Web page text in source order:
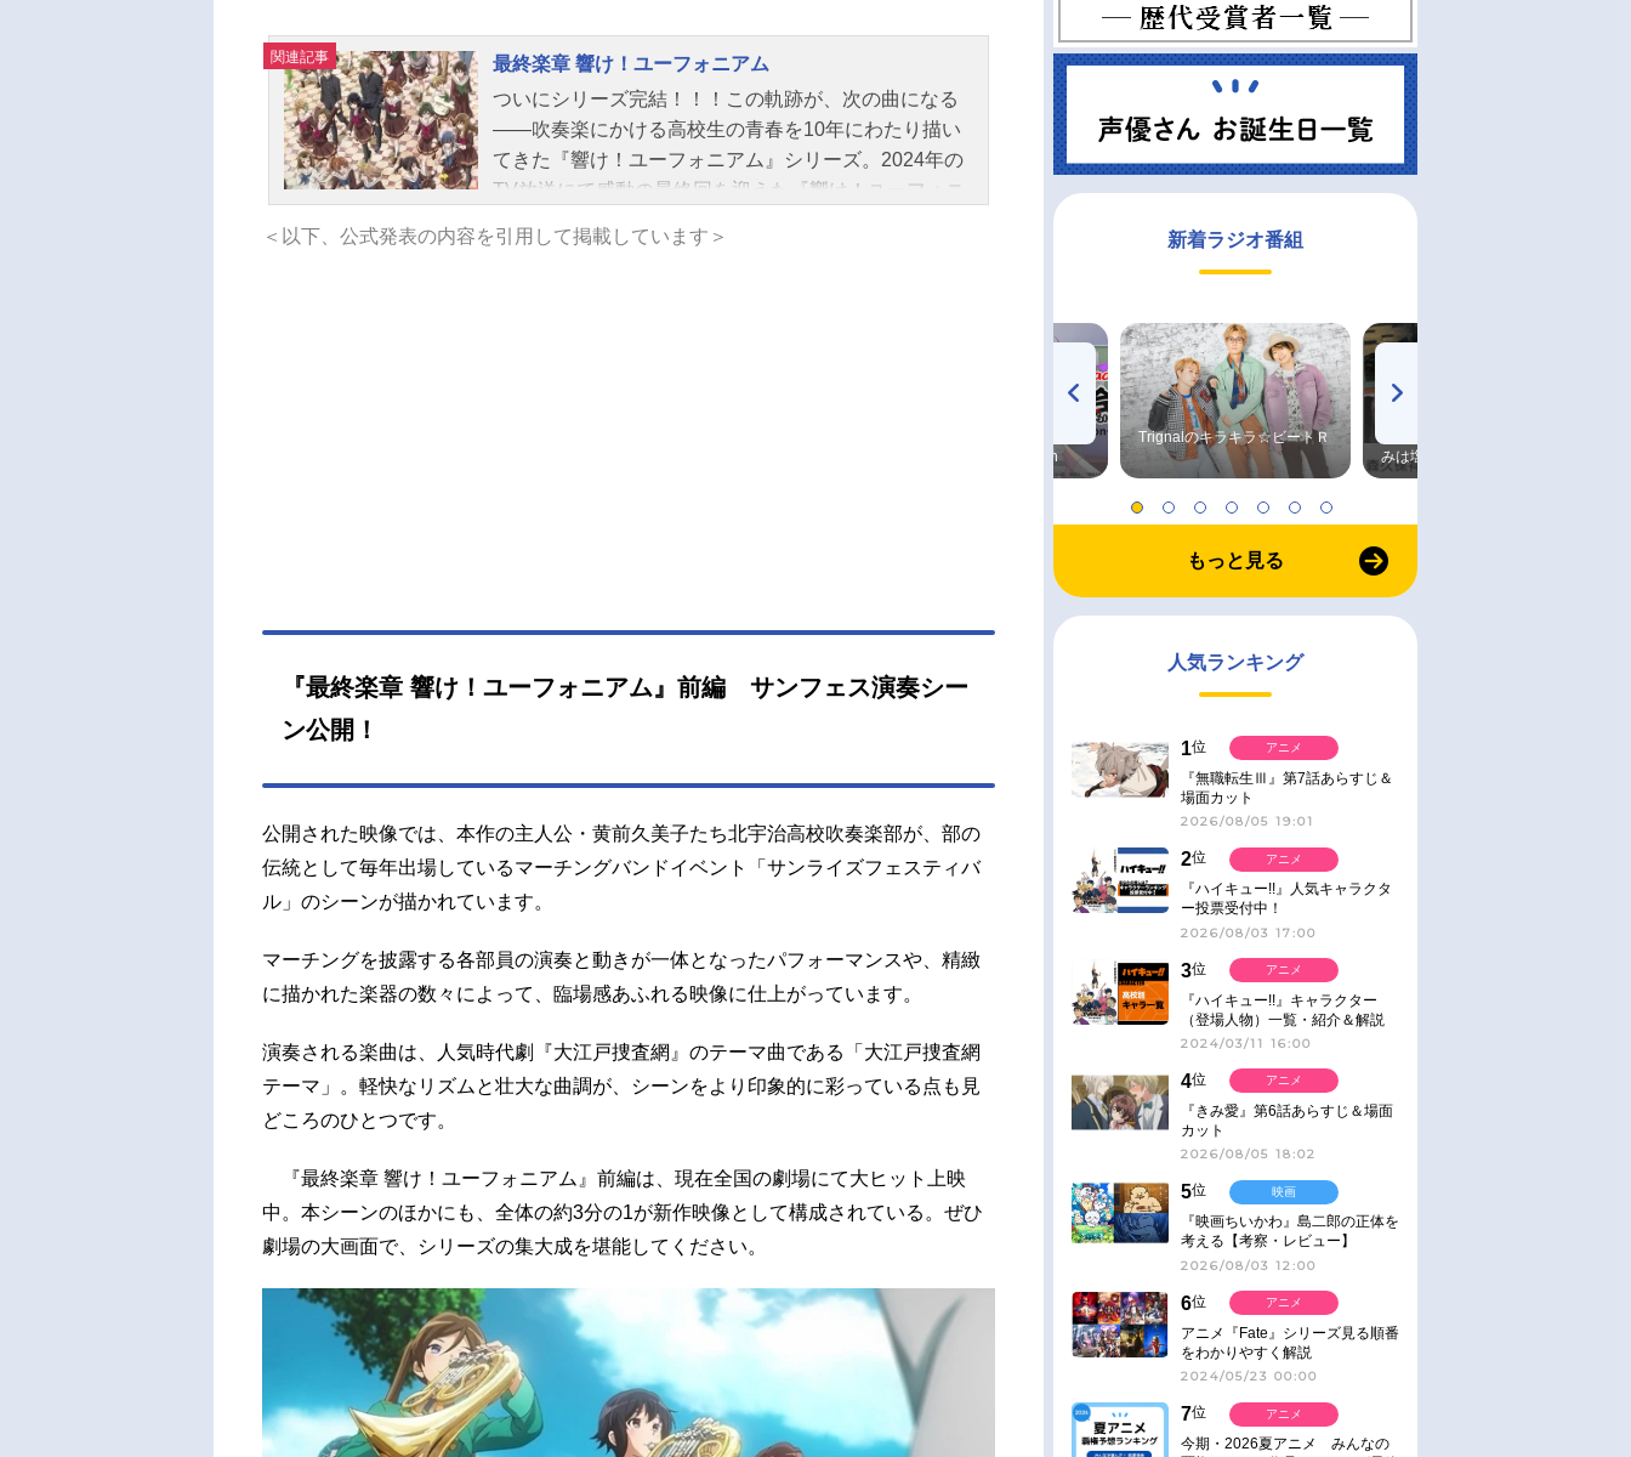
関連記事
最終楽章 響け！ユーフォニアム
ついにシリーズ完結！！！この軌跡が、次の曲になる
――吹奏楽にかける高校生の青春を10年にわたり描い
てきた『響け！ユーフォニアム』シリーズ。2024年の
TV放送にて感動の最終回を迎えた『響け！ユーフォニ
して劇場に登場する。『最終楽章』は、10年間、京都
藤葉月：朝井彩加川島緑輝：豊田萌絵高坂麗奈：安済
知佳黒江真由：戸松遥塚本秀一：石谷春貴釜屋つば
＜以下、公式発表の内容を引用して掲載しています＞
『最終楽章 響け！ユーフォニアム』前編 サンフェス演奏シー
ン公開！
公開された映像では、本作の主人公・黄前久美子たち北宇治高校吹奏楽部が、部の
伝統として毎年出場しているマーチングバンドイベント「サンライズフェスティバ
ル」のシーンが描かれています。
マーチングを披露する各部員の演奏と動きが一体となったパフォーマンスや、精緻
に描かれた楽器の数々によって、臨場感あふれる映像に仕上がっています。
演奏される楽曲は、人気時代劇『大江戸捜査網』のテーマ曲である「大江戸捜査網
テーマ」。軽快なリズムと壮大な曲調が、シーンをより印象的に彩っている点も見
どころのひとつです。
『最終楽章 響け！ユーフォニアム』前編は、現在全国の劇場にて大ヒット上映
中。本シーンのほかにも、全体の約3分の1が新作映像として構成されている。ぜひ
劇場の大画面で、シリーズの集大成を堪能してください。
新着ラジオ番組
radio 大直会 2nd season
Trignalのキラキラ☆ビートＲ
みは塩だけ
もっと見る
人気ランキング
1位
『無職転生Ⅲ』第7話あらすじ＆
場面カット
2026/08/05 19:01
アニメ
2位
『ハイキュー!!』人気キャラクタ
ー投票受付中！
2026/08/03 17:00
アニメ
3位
『ハイキュー!!』キャラクター
（登場人物）一覧・紹介＆解説
2024/03/11 16:00
アニメ
4位
『きみ愛』第6話あらすじ＆場面
カット
2026/08/05 18:02
アニメ
5位
『映画ちいかわ』島二郎の正体を
考える【考察・レビュー】
2026/08/03 12:00
映画
6位
アニメ『Fate』シリーズ見る順番
をわかりやすく解説
2024/05/23 00:00
アニメ
7位
今期・2026夏アニメ みんなの
アニメ